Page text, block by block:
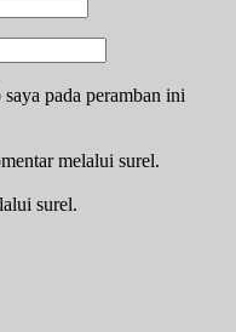
pada peramban ini
melalui surel.
surel.